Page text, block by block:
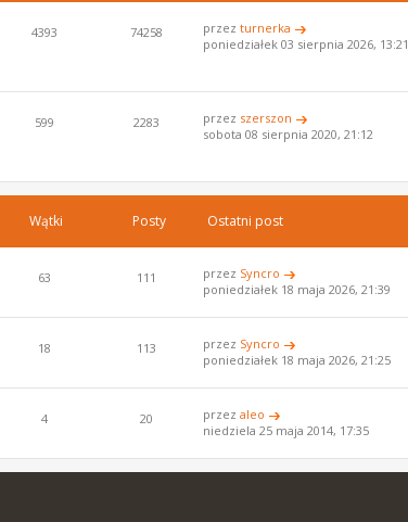
4393 74258 przezturnerka
poniedziałek 03 sierpnia 2026, 13:21
599 2283 przez szerszon
sobota 08 sierpnia 2020, 21:12
Wątki Posty Ostatni post
63 111 przez Syncro
poniedziałek 18 maja 2026, 21:39
18 113 przez Syncro
poniedziałek 18 maja 2026, 21:25
4 20 przezaleo
niedziela 25 maja 2014, 17:35